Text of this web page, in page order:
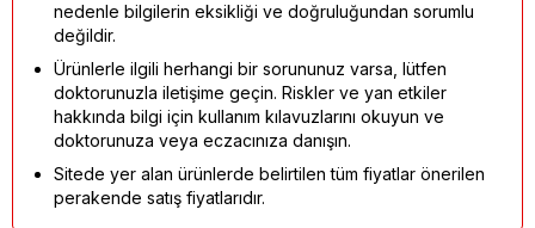
nedenle bilgilerin eksikliği ve doğruluğundan sorumlu
değildir.
Ürünlerle ilgili herhangi bir sorununuz varsa, lütfen
doktorunuzla iletişime geçin. Riskler ve yan etkiler
hakkında bilgi için kullanım kılavuzlarını okuyun ve
doktorunuza veya eczacınıza danışın.
Sitede yer alan ürünlerde belirtilen tüm fiyatlar önerilen
perakende satış fiyatlarıdır.